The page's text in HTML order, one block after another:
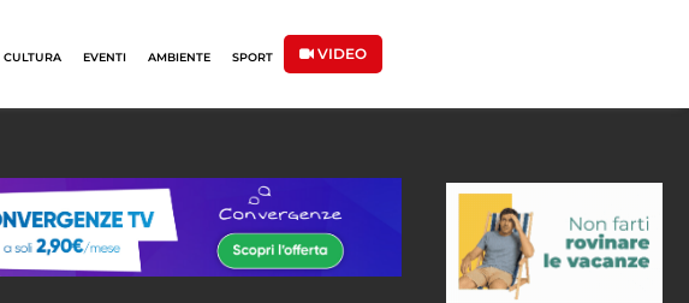
CULTURA EVENTI AMBIENTE SPORT VIDEO